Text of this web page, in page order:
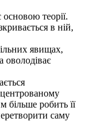
теорії.
в ній,
явищах,
оволодіває
більше робить її
саму